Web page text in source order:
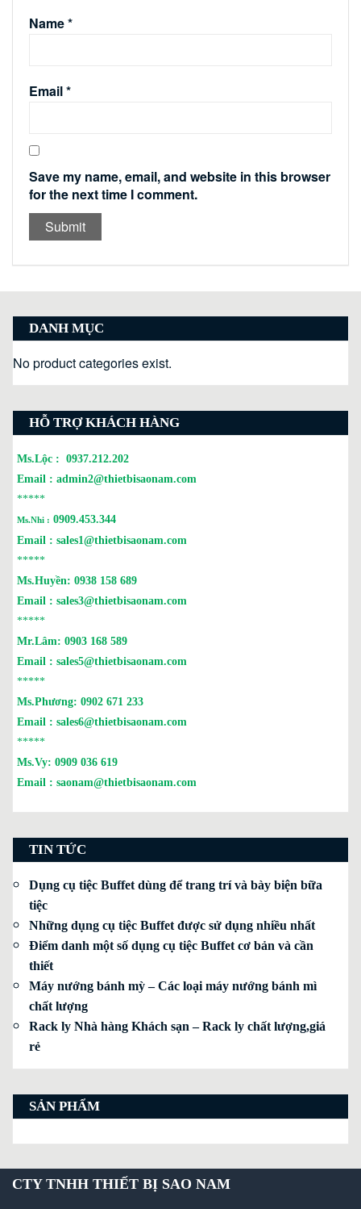
Name*
Email*
Save my name, email, and website in this browser
for the next time I comment.
DANH MỤC
No product categories exist.
HỖ TRỢ KHÁCH HÀNG
Ms.Lộc : 0937.212.202
Email : admin2@thietbisaonam.com
*****
Ms.Nhi : 0909.453.344
Email : sales1@thietbisaonam.com
*****
Ms.Huyền: 0938 158 689
Email : sales3@thietbisaonam.com
*****
Mr.Lâm: 0903 168 589
Email : sales5@thietbisaonam.com
*****
Ms.Phương: 0902 671 233
Email : sales6@thietbisaonam.com
*****
Ms.Vy: 0909 036 619
Email : saonam@thietbisaonam.com
TIN TỨC
Dụng cụ tiệc Buffet dùng để trang trí và bày biện bữa
tiệc
Những dụng cụ tiệc Buffet được sử dụng nhiều nhất
Điểm danh một số dụng cụ tiệc Buffet cơ bản và cần
thiết
Máy nướng bánh mỳ – Các loại máy nướng bánh mì
chất lượng
Rack ly Nhà hàng Khách sạn – Rack ly chất lượng,giá
rẻ
SẢN PHẨM
CTY TNHH THIẾT BỊ SAO NAM